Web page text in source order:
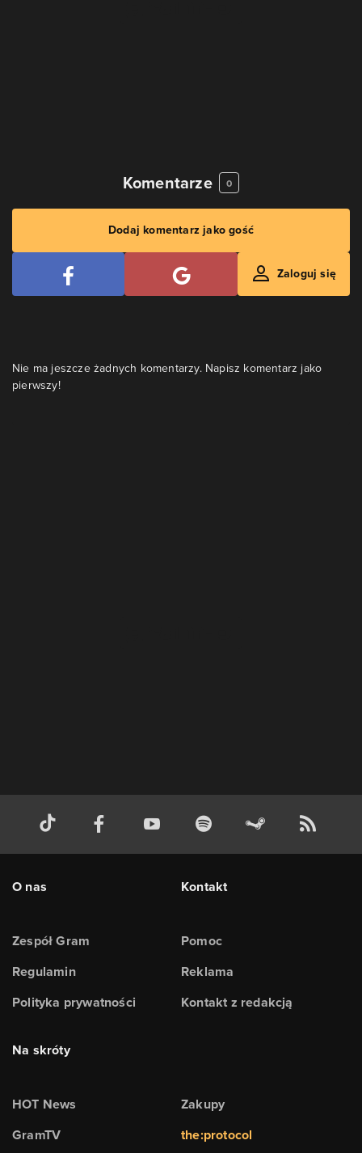
Komentarze 0
Dodaj komentarz jako gość
Zaloguj się
Nie ma jeszcze żadnych komentarzy. Napisz komentarz jako
pierwszy!
O nas
Zespół Gram
Regulamin
Polityka prywatności
Kontakt
Pomoc
Reklama
Kontakt z redakcją
Na skróty
HOT News
GramTV
Zakupy
the:protocol